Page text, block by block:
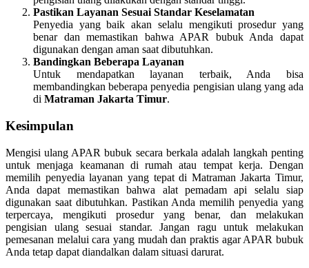
Pastikan Layanan Sesuai Standar Keselamatan
Penyedia yang baik akan selalu mengikuti prosedur yang
benar dan memastikan bahwa APAR bubuk Anda dapat
digunakan dengan aman saat dibutuhkan.
Bandingkan Beberapa Layanan
Untuk mendapatkan layanan terbaik, Anda bisa
membandingkan beberapa penyedia pengisian ulang yang ada
di Matraman Jakarta Timur.
Kesimpulan
Mengisi ulang APAR bubuk secara berkala adalah langkah penting
untuk menjaga keamanan di rumah atau tempat kerja. Dengan
memilih penyedia layanan yang tepat di Matraman Jakarta Timur,
Anda dapat memastikan bahwa alat pemadam api selalu siap
digunakan saat dibutuhkan. Pastikan Anda memilih penyedia yang
terpercaya, mengikuti prosedur yang benar, dan melakukan
pengisian ulang sesuai standar. Jangan ragu untuk melakukan
pemesanan melalui cara yang mudah dan praktis agar APAR bubuk
Anda tetap dapat diandalkan dalam situasi darurat.